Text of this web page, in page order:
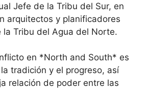
Jefe de la Tribu del Sur, en
arquitectos y planificadores
la Tribu del Agua del Norte.
en *North and South* es
tradición y el progreso, así
relación de poder entre las